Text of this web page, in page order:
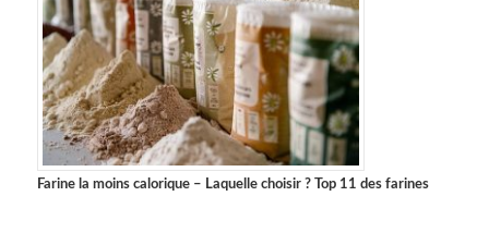
Farine la moins calorique – Laquelle choisir ? Top 11 des farines